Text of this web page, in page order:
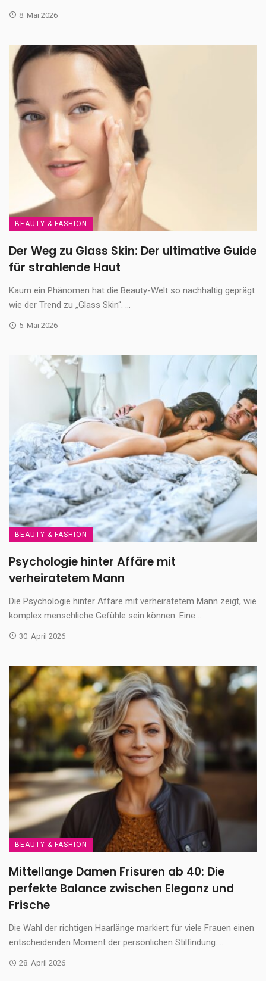
8. Mai 2026
BEAUTY & FASHION
Der Weg zu Glass Skin: Der ultimative Guide
für strahlende Haut
Kaum ein Phänomen hat die Beauty-Welt so nachhaltig geprägt
wie der Trend zu „Glass Skin“. ...
5. Mai 2026
BEAUTY & FASHION
Psychologie hinter Affäre mit
verheiratetem Mann
Die Psychologie hinter Affäre mit verheiratetem Mann zeigt, wie
komplex menschliche Gefühle sein können. Eine ...
30. April 2026
BEAUTY & FASHION
Mittellange Damen Frisuren ab 40: Die
perfekte Balance zwischen Eleganz und
Frische
Die Wahl der richtigen Haarlänge markiert für viele Frauen einen
entscheidenden Moment der persönlichen Stilfindung. ...
28. April 2026